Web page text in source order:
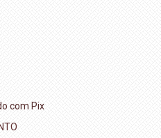
com Pix